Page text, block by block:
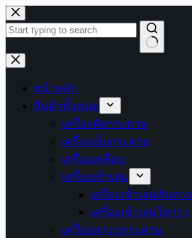
Skip
to
content
No
results
หน้าหลัก
สินค้าทั้งหมด
เครื่องตัดกระดาษ
เครื่องเย็บกระดาษ
เครื่องเคลือบ
เครื่องเข้าเล่ม
เครื่องเข้าเล่มสันห่วง
เครื่องเข้าเล่มไสกาว
เครื่องเจาะรูกระดาษ